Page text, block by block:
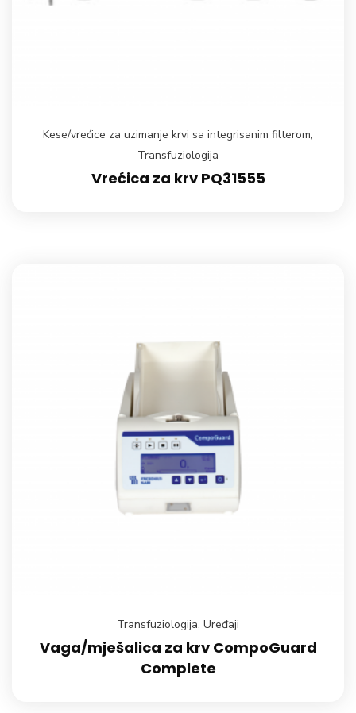
Kese/vrećice za uzimanje krvi sa integrisanim filterom,
Transfuziologija
Vrećica za krv PQ31555
Transfuziologija, Uređaji
Vaga/mješalica za krv CompoGuard
Complete